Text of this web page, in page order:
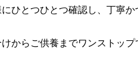
ひとつひとつ確認し、丁寧か
からご供養までワンストッ